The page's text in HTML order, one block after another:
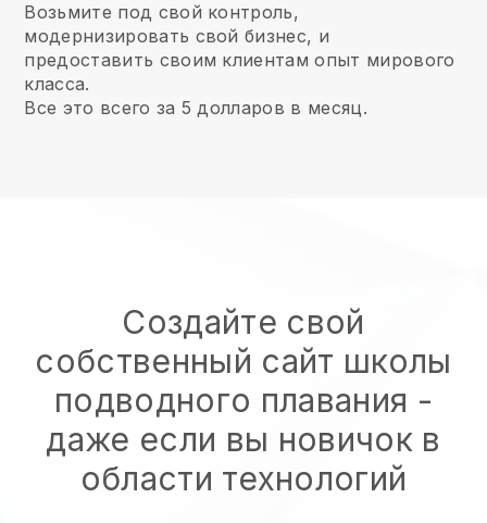
Возьмите под свой контроль,
модернизировать свой бизнес, и
предоставить своим клиентам опыт мирового
класса.
Все это всего за 5 долларов в месяц.
Создайте свой
собственный сайт школы
подводного плавания -
даже если вы новичок в
области технологий